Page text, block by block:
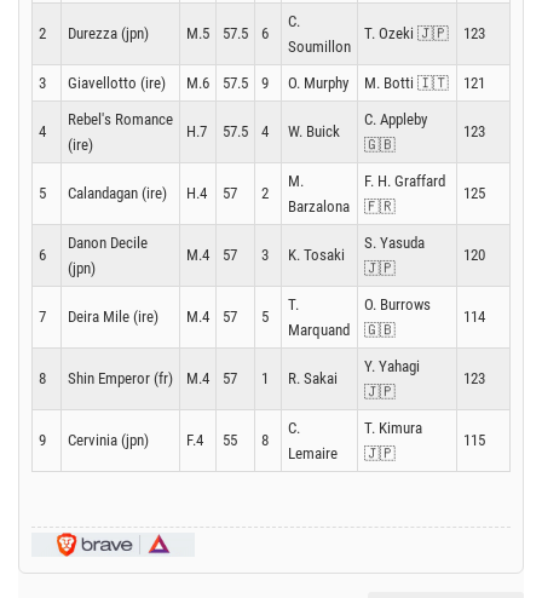
2 Durezza (jpn) M.5 57.5 6
C.
Soumillon
T. Ozeki 🇯🇵 123
3 Giavellotto (ire) M.6 57.5 9 O. Murphy M. Botti 🇮🇹 121
4
Rebel's Romance
(ire)
H.7 57.5 4 W. Buick
C. Appleby
🇬🇧
123
5 Calandagan (ire) H.4 57 2
M.
Barzalona
F. H. Graffard
🇫🇷
125
6
Danon Decile
(jpn)
M.4 57 3 K. Tosaki
S. Yasuda
🇯🇵
120
7 Deira Mile (ire) M.4 57 5
T.
Marquand
O. Burrows
🇬🇧
114
8 Shin Emperor (fr) M.4 57 1 R. Sakai
Y. Yahagi
🇯🇵
123
9 Cervinia (jpn) F.4 55 8
C.
Lemaire
T. Kimura
🇯🇵
115